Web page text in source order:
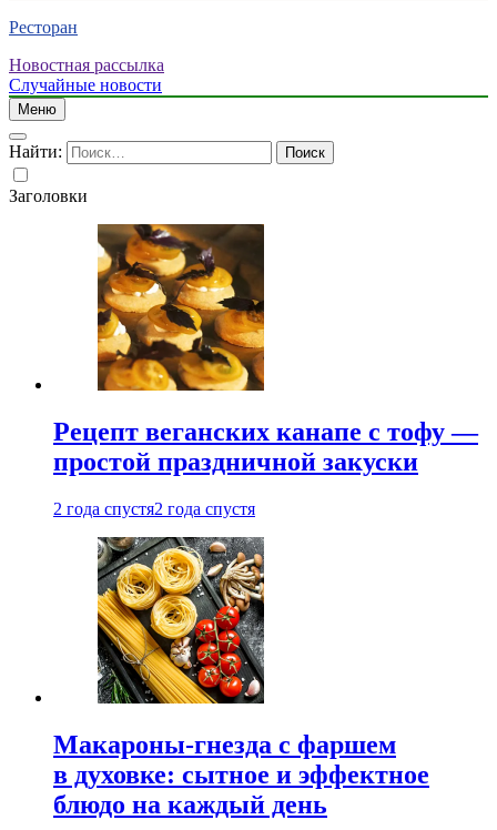
Ресторан
Новостная рассылка
Случайные новости
Меню
Найти:
Заголовки
Рецепт веганских канапе с тофу —
простой праздничной закуски
2 года спустя2 года спустя
Макароны-гнезда с фаршем
в духовке: сытное и эффектное
блюдо на каждый день